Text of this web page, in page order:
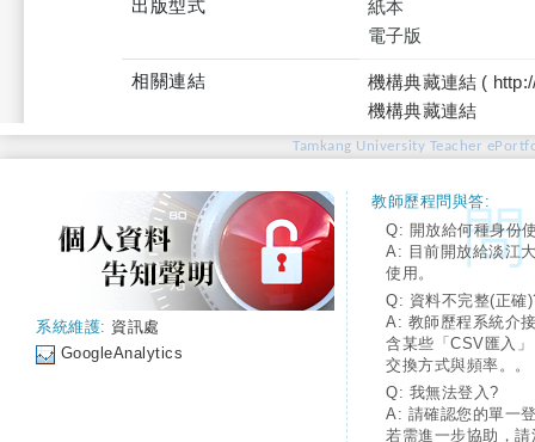
出版型式
紙本
電子版
相關連結
機構典藏連結 (
機構典藏連結
Tamkang University Teacher
系統維護: 資訊處
GoogleAnalytics
教師歷程問與答:
Q: 開放給何種身份
A: 目前開放給淡江
使用。
Q: 資料不完整(正確
A: 教師歷程系統介
含某些「CSV匯入
交換方式與頻率。。
Q: 我無法登入?
A: 請確認您的單一
若需進一步協助，